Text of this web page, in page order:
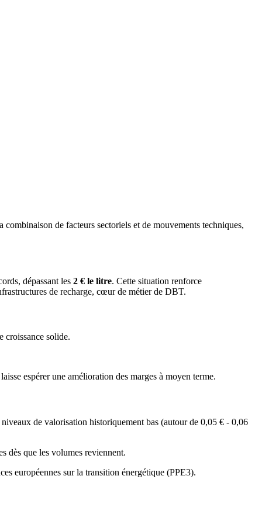
de facteurs sectoriels et de mouvements techniques,
dépassant les 2 € le litre. Cette situation renforce
de recharge, cœur de métier de DBT.
croissance solide.
espérer une amélioration des marges à moyen terme.
de valorisation historiquement bas (autour de 0,05 € - 0,06
dès que les volumes reviennent.
européennes sur la transition énergétique (PPE3).